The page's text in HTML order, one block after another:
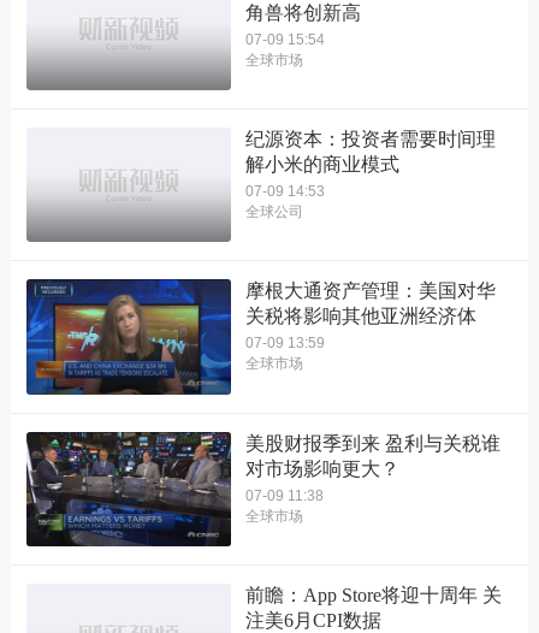
角兽将创新高
07-09 15:54
全球市场
纪源资本：投资者需要时间理
解小米的商业模式
07-09 14:53
全球公司
摩根大通资产管理：美国对华
关税将影响其他亚洲经济体
07-09 13:59
全球市场
美股财报季到来 盈利与关税谁
对市场影响更大？
07-09 11:38
全球市场
前瞻：App Store将迎十周年 关
注美6月CPI数据